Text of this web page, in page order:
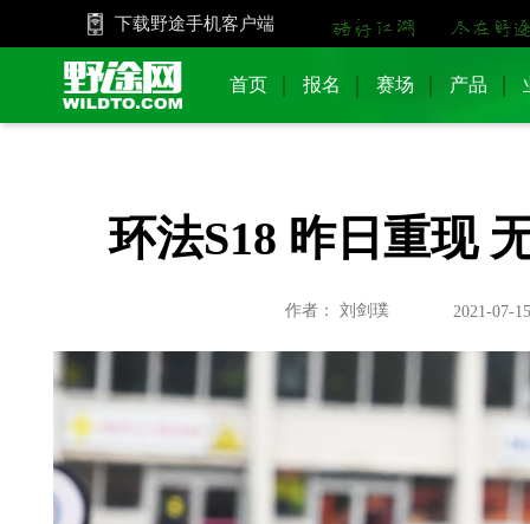
下载野途手机客户端
首页 报名 赛场 产品
环法S18 昨日重现
作者： 刘剑璞 2021-07-